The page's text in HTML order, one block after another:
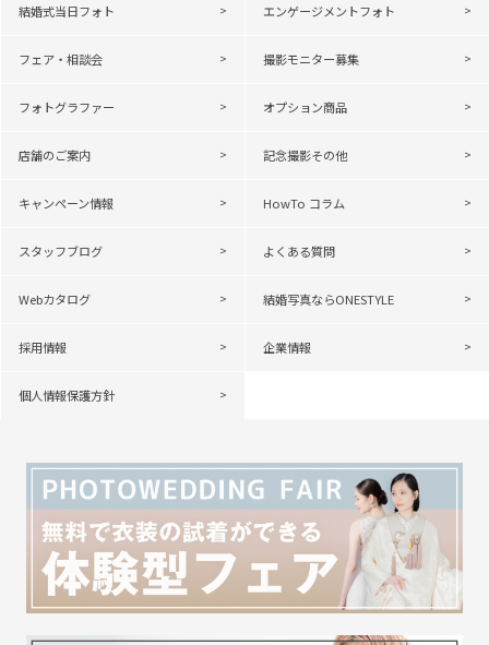
結婚式当日フォト エンゲージメントフォト
フェア・相談会 撮影モニター募集
フォトグラファー オプション商品
店舗のご案内 記念撮影その他
キャンペーン情報 HowTo コラム
スタッフブログ よくある質問
Webカタログ 結婚写真ならONESTYLE
採用情報 企業情報
個人情報保護方針